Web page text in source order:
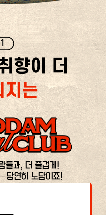
향이 더
지는
들과, 더 즐겁게!
당연히 노담이죠!